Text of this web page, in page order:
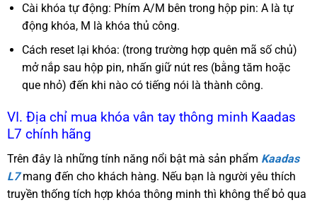
Cài khóa tự động: Phím A/M bên trong hộp pin: A là tự
động khóa, M là khóa thủ công.
Cách reset lại khóa: (trong trường hợp quên mã số chủ)
mở nắp sau hộp pin, nhấn giữ nút res (bằng tăm hoặc
que nhỏ) đến khi nào có tiếng nói là thành công.
VI. Địa chỉ mua khóa vân tay thông minh Kaadas
L7 chính hãng
Trên đây là những tính năng nổi bật mà sản phẩm Kaadas
L7mang đến cho khách hàng. Nếu bạn là người yêu thích
truyền thống tích hợp khóa thông minh thì không thể bỏ qua